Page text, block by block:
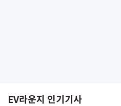
EV라운지 인기기사